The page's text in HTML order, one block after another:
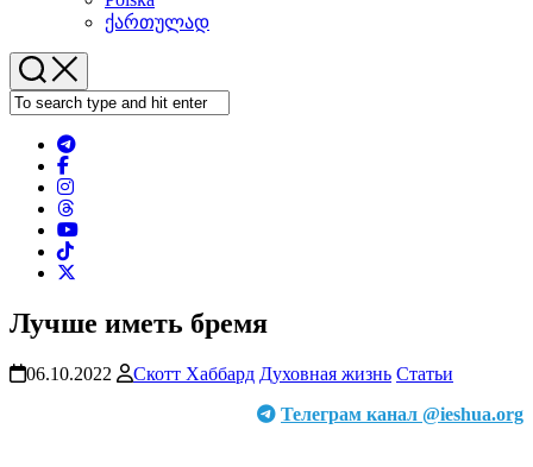
ქართულად
Лучше иметь бремя
06.10.2022 Скотт Хаббард Духовная жизнь Статьи
Телеграм канал @ieshua.org